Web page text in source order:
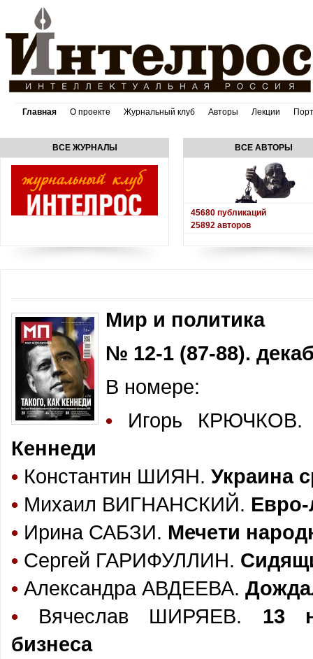
Главная О проекте Журнальный клуб Авторы Лекции
ВСЕ ЖУРНАЛЫ ВСЕ АВТОРЫ
45680 публикаций
25892 авторов
Мир и политика
№ 12-1 (87-88).
В номере:
• Игорь
Кеннеди
• Константин ШИЯН. Украина
• Михаил ВИГНАНСКИЙ.
• Ирина САБЗИ. Мечети
• Сергей ГАРИФУЛЛИН.
• Александра АВДЕЕВА.
• Вячеслав ШИРЯЕВ. 13
бизнеса